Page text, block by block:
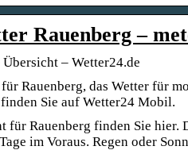
Rauenberg –
– Wetter24.de
Rauenberg, das Wetter für
Sie auf Wetter24 Mobil.
für Rauenberg finden Sie hier.
im Voraus. Regen oder